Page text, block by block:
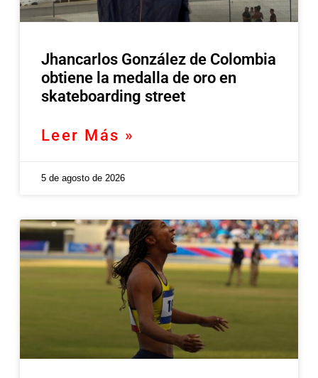
Jhancarlos González de Colombia
obtiene la medalla de oro en
skateboarding street
Leer Más »
5 de agosto de 2026